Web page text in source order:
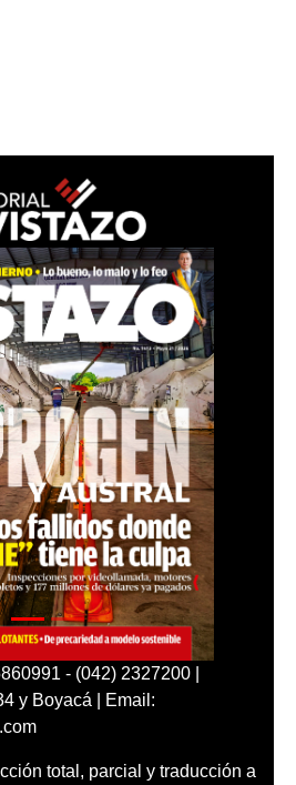
- (042) 2327200 |
y Boyacá | Email:
total, parcial y traducción a